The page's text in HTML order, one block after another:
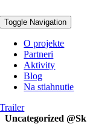
Toggle Navigation
O projekte
Partneri
Aktivity
Blog
Na stiahnutie
Trailer
Uncategorized @sk